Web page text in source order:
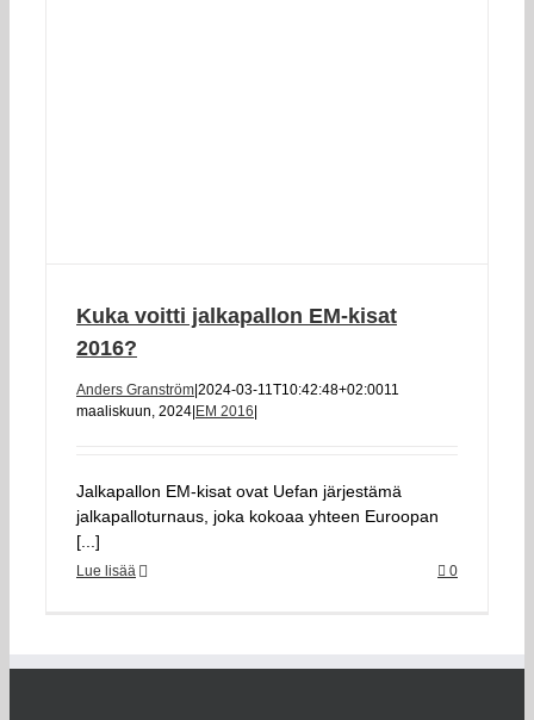
Kuka voitti jalkapallon EM-kisat
2016?
Anders Granström 2024-03-11T10:42:48+02:0011
maaliskuun, 2024 EM 2016
Jalkapallon EM-kisat ovat Uefan järjestämä
jalkapalloturnaus, joka kokoaa yhteen Euroopan
[...]
Lue lisää 0